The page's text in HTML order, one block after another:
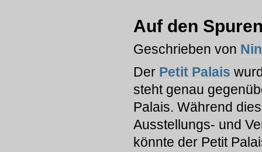
Auf den
Geschrieben von
Der Petit Palais
steht genau
Palais. Während
Ausstellungs- und
könnte der Petit